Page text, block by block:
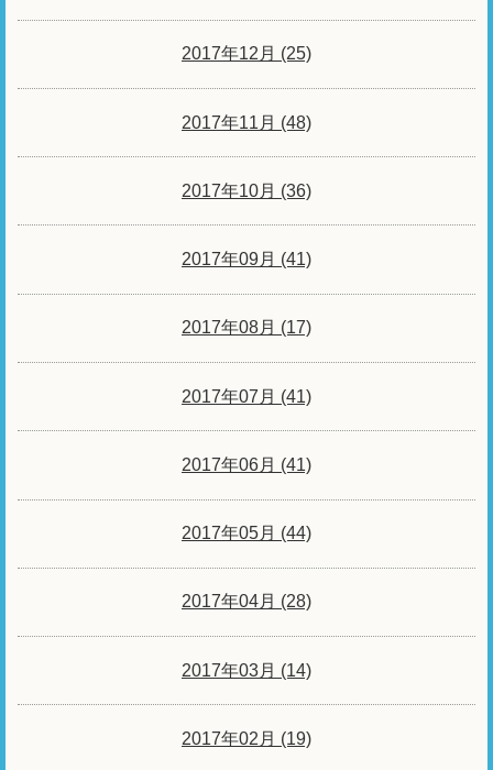
2017年12月 (25)
2017年11月 (48)
2017年10月 (36)
2017年09月 (41)
2017年08月 (17)
2017年07月 (41)
2017年06月 (41)
2017年05月 (44)
2017年04月 (28)
2017年03月 (14)
2017年02月 (19)